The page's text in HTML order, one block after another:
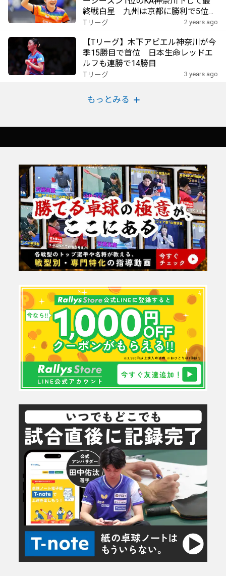
終戦白星 九州は京都に勝利で5位フ
ィニッシュ
Tリーグ 2 years ago
【Tリーグ】木下アビエル神奈川が今
季15勝目で首位 日本生命レッドエ
ルフも連勝で14勝目
Tリーグ 3 years ago
もっとみる